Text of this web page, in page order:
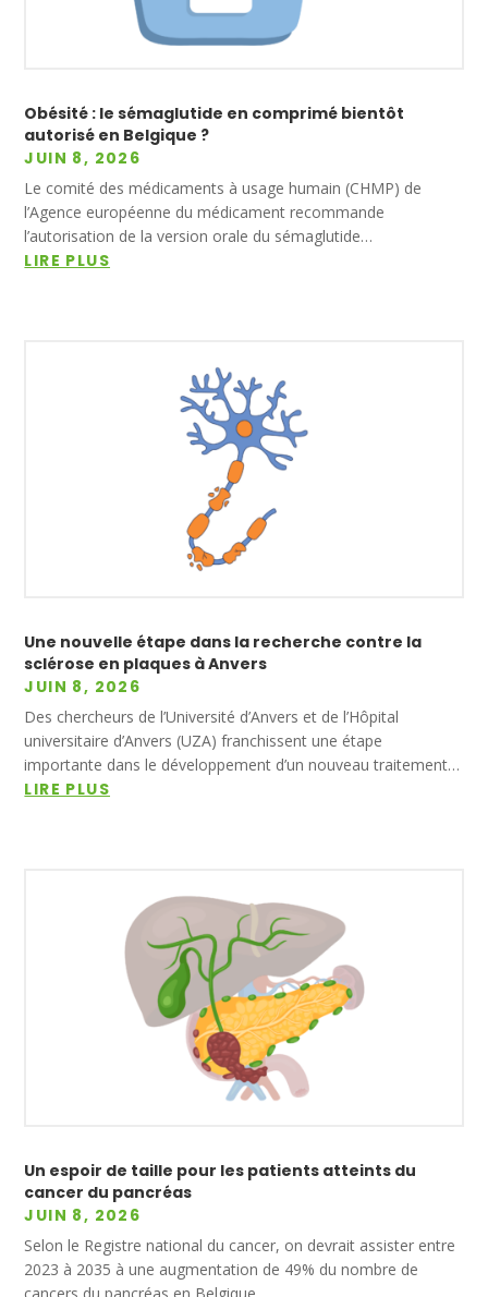
Obésité : le sémaglutide en comprimé bientôt
autorisé en Belgique ?
JUIN 8, 2026
Le comité des médicaments à usage humain (CHMP) de
l’Agence européenne du médicament recommande
l’autorisation de la version orale du sémaglutide…
LIRE PLUS
Une nouvelle étape dans la recherche contre la
sclérose en plaques à Anvers
JUIN 8, 2026
Des chercheurs de l’Université d’Anvers et de l’Hôpital
universitaire d’Anvers (UZA) franchissent une étape
importante dans le développement d’un nouveau traitement…
LIRE PLUS
Un espoir de taille pour les patients atteints du
cancer du pancréas
JUIN 8, 2026
Selon le Registre national du cancer, on devrait assister entre
2023 à 2035 à une augmentation de 49% du nombre de